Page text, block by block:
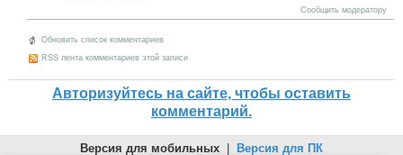
Сообщить модератору
Обновить список комментариев
RSS лента комментариев этой записи
Авторизуйтесь на сайте, чтобы оставить
комментарий.
Версия для мобильных Версия для ПК